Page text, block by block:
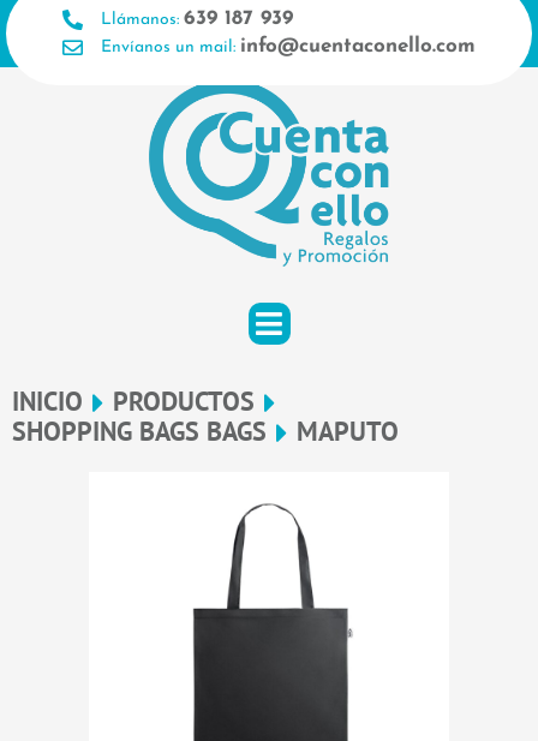
Ir
al
contenido
Llámanos: 639 187 939
Envíanos un mail: info@cuentaconello.com
INICIO
PRODUCTOS
SHOPPING BAGS BAGS
MAPUTO